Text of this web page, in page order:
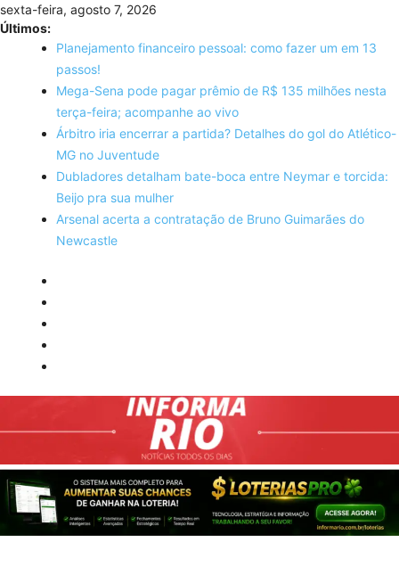
Skip
to
content
sexta-feira, agosto 7, 2026
Últimos:
Planejamento financeiro pessoal: como fazer um em 13
passos!
Mega-Sena pode pagar prêmio de R$ 135 milhões nesta
terça-feira; acompanhe ao vivo
Árbitro iria encerrar a partida? Detalhes do gol do Atlético-
MG no Juventude
Dubladores detalham bate-boca entre Neymar e torcida:
Beijo pra sua mulher
Arsenal acerta a contratação de Bruno Guimarães do
Newcastle